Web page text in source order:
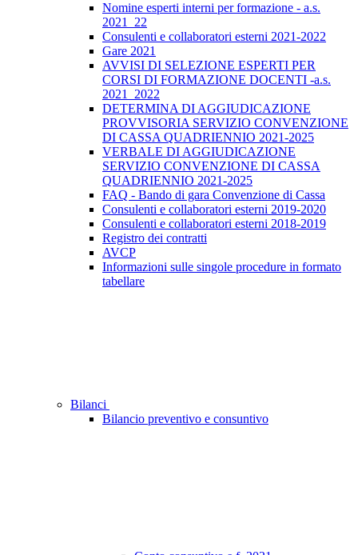
Nomine esperti interni per formazione - a.s.
2021_22
Consulenti e collaboratori esterni 2021-2022
Gare 2021
AVVISI DI SELEZIONE ESPERTI PER
CORSI DI FORMAZIONE DOCENTI -a.s.
2021_2022
DETERMINA DI AGGIUDICAZIONE
PROVVISORIA SERVIZIO CONVENZIONE
DI CASSA QUADRIENNIO 2021-2025
VERBALE DI AGGIUDICAZIONE
SERVIZIO CONVENZIONE DI CASSA
QUADRIENNIO 2021-2025
FAQ - Bando di gara Convenzione di Cassa
Consulenti e collaboratori esterni 2019-2020
Consulenti e collaboratori esterni 2018-2019
Registro dei contratti
AVCP
Informazioni sulle singole procedure in formato
tabellare
Bilanci
Bilancio preventivo e consuntivo